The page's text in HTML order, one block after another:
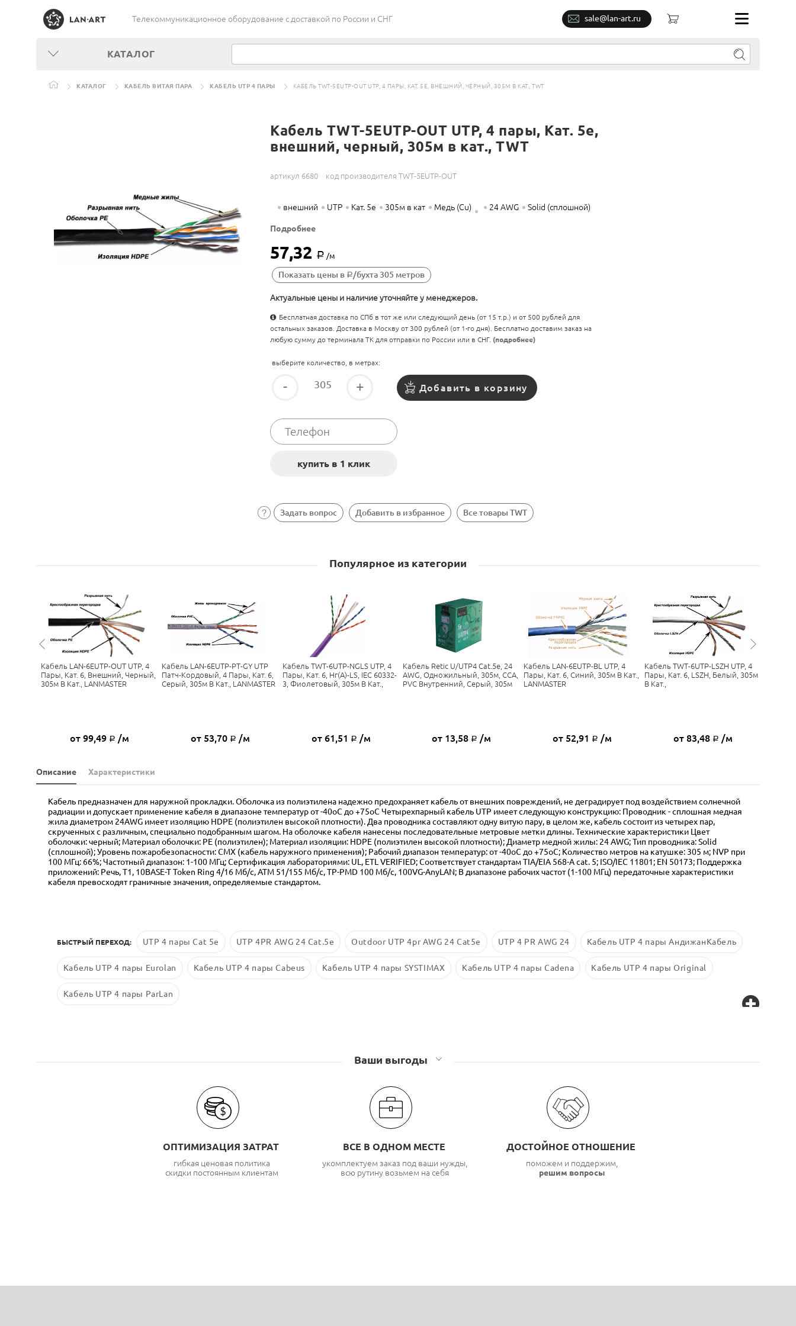
Телекоммуникационное оборудование c доставкой по России и СНГ sale@lan-art.ru
КАТАЛОГ
КАТАЛОГ КАБЕЛЬ ВИТАЯ ПАРА КАБЕЛЬ UTP 4 ПАРЫ КАБЕЛЬ TWT-5EUTP-OUT UTP, 4 ПАРЫ, КАТ. 5E, ВНЕШНИЙ, ЧЕРНЫЙ, 305М В КАТ., TWT
Кабель TWT-5EUTP-OUT UTP, 4 пары, Кат. 5e,
внешний, черный, 305м в кат., TWT
артикул 6680 код производителя TWT-5EUTP-OUT
внешний UTP Кат. 5e 305м в кат Медь (Cu) 24 AWG Solid (сплошной)
Подробнее
57,32 Р /м
Показать цены в Р /бухта 305 метров
Актуальные цены и наличие уточняйте у менеджеров.
Бесплатная доставка по СПб в тот же или следующий день (от 15 т.р.) и от 500 рублей для
остальных заказов. Доставка в Москву от 300 рублей (от 1-го дня). Бесплатно доставим заказ на
любую сумму до терминала ТК для отправки по России или в СНГ. (подробнее)
выберите количество, в метрах:
- + Добавить в корзину
Задать вопрос Добавить в избранное Все товары TWT
Популярное из категории
Кабель LAN-6EUTP-OUT UTP, 4
Пары, Кат. 6, Внешний, Черный,
305м В Кат., LANMASTER
от 99,49 Р /м
Кабель LAN-6EUTP-PT-GY UTP
Патч-Кордовый, 4 Пары, Кат. 6,
Серый, 305м В Кат., LANMASTER
от 53,70 Р /м
Кабель TWT-6UTP-NGLS UTP, 4
Пары, Кат. 6, Нг(А)-LS, IEC 60332-
3, Фиолетовый, 305м В Кат.,
от 61,51 Р /м
Кабель Retic U/UTP4 Cat.5e, 24
AWG, Одножильный, 305м, CCA,
PVC Внутренний, Серый, 305м
от 13,58 Р /м
Кабель LAN-6EUTP-BL UTP, 4
Пары, Кат. 6, Синий, 305м В Кат.,
LANMASTER
от 52,91 Р /м
Кабель TWT-6UTP-LSZH UTP, 4
Пары, Кат. 6, LSZH, Белый, 305м
В Кат.,
от 83,48 Р /м
Описание Характеристики
Кабель предназначен для наружной прокладки. Оболочка из полиэтилена надежно предохраняет кабель от внешних повреждений, не деградирует под воздействием солнечной
радиации и допускает применение кабеля в диапазоне температур от -40oС до +75oС Четырехпарный кабель UTP имеет следующую конструкцию: Проводник - сплошная медная
жила диаметром 24AWG имеет изоляцию HDPE (полиэтилен высокой плотности). Два проводника составляют одну витую пару, в целом же, кабель состоит из четырех пар,
скрученных с различным, специально подобранным шагом. На оболочке кабеля нанесены последовательные метровые метки длины. Технические характеристики Цвет
оболочки: черный; Материал оболочки: PE (полиэтилен); Материал изоляции: HDPE (полиэтилен высокой плотности); Диаметр медной жилы: 24 AWG; Тип проводника: Solid
(сплошной); Уровень пожаробезопасности: CMX (кабель наружного применения); Рабочий диапазон температур: oт -40oС до +75oС; Количество метров на катушке: 305 м; NVP при
100 МГц: 66%; Частотный диапазон: 1-100 МГц; Сертификация лабораториями: UL, ETL VERIFIED; Соответствует стандартам TIA/EIA 568-A cat. 5; ISO/IEC 11801; EN 50173; Поддержка
приложений: Речь, Т1, 10BASE-T Token Ring 4/16 Мб/с, ATM 51/155 Мб/с, TP-PMD 100 Мб/с, 100VG-AnyLAN; В диапазоне рабочих частот (1-100 МГц) передаточные характеристики
кабеля превосходят граничные значения, определяемые стандартом.
БЫСТРЫЙ ПЕРЕХОД: UTP 4 пары Cat 5е UTP 4PR AWG 24 Cat.5e Outdoor UTP 4pr AWG 24 Cat5e UTP 4 PR AWG 24 Кабель UTP 4 пары АндижанКабель
Кабель UTP 4 пары Eurolan Кабель UTP 4 пары Cabeus Кабель UTP 4 пары SYSTIMAX Кабель UTP 4 пары Cadena Кабель UTP 4 пары Original
Кабель UTP 4 пары ParLan
Ваши выгоды
ОПТИМИЗАЦИЯ ЗАТРАТ
гибкая ценовая политика
скидки постоянным клиентам
ВСЕ В ОДНОМ МЕСТЕ
укомплектуем заказ под ваши нужды,
всю рутину возьмем на себя
ДОСТОЙНОЕ ОТНОШЕНИЕ
поможем и поддержим,
решим вопросы